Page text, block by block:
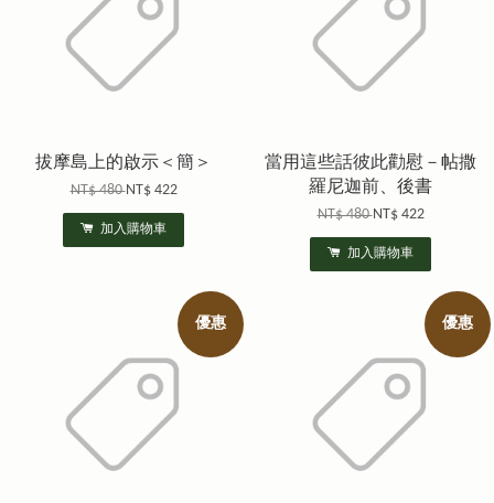
拔摩島上的啟示＜簡＞
NT$ 480NT$ 422
加入購物車
當用這些話彼此勸慰－帖撒
羅尼迦前、後書
NT$ 480NT$ 422
加入購物車
優惠 優惠